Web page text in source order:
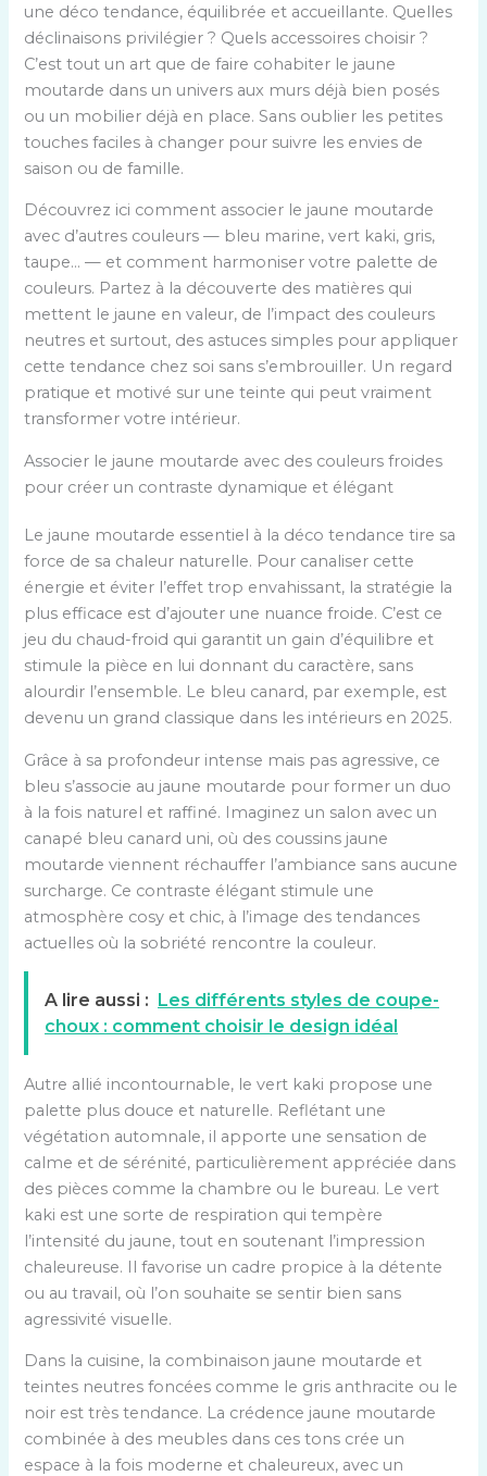
une déco tendance, équilibrée et accueillante. Quelles
déclinaisons privilégier ? Quels accessoires choisir ?
C’est tout un art que de faire cohabiter le jaune
moutarde dans un univers aux murs déjà bien posés
ou un mobilier déjà en place. Sans oublier les petites
touches faciles à changer pour suivre les envies de
saison ou de famille.
Découvrez ici comment associer le jaune moutarde
avec d’autres couleurs — bleu marine, vert kaki, gris,
taupe… — et comment harmoniser votre palette de
couleurs. Partez à la découverte des matières qui
mettent le jaune en valeur, de l’impact des couleurs
neutres et surtout, des astuces simples pour appliquer
cette tendance chez soi sans s’embrouiller. Un regard
pratique et motivé sur une teinte qui peut vraiment
transformer votre intérieur.
Associer le jaune moutarde avec des couleurs froides
pour créer un contraste dynamique et élégant
Le jaune moutarde essentiel à la déco tendance tire sa
force de sa chaleur naturelle. Pour canaliser cette
énergie et éviter l’effet trop envahissant, la stratégie la
plus efficace est d’ajouter une nuance froide. C’est ce
jeu du chaud-froid qui garantit un gain d’équilibre et
stimule la pièce en lui donnant du caractère, sans
alourdir l’ensemble. Le bleu canard, par exemple, est
devenu un grand classique dans les intérieurs en 2025.
Grâce à sa profondeur intense mais pas agressive, ce
bleu s’associe au jaune moutarde pour former un duo
à la fois naturel et raffiné. Imaginez un salon avec un
canapé bleu canard uni, où des coussins jaune
moutarde viennent réchauffer l’ambiance sans aucune
surcharge. Ce contraste élégant stimule une
atmosphère cosy et chic, à l’image des tendances
actuelles où la sobriété rencontre la couleur.
A lire aussi : Les différents styles de coupe-
choux : comment choisir le design idéal
Autre allié incontournable, le vert kaki propose une
palette plus douce et naturelle. Reflétant une
végétation automnale, il apporte une sensation de
calme et de sérénité, particulièrement appréciée dans
des pièces comme la chambre ou le bureau. Le vert
kaki est une sorte de respiration qui tempère
l’intensité du jaune, tout en soutenant l’impression
chaleureuse. Il favorise un cadre propice à la détente
ou au travail, où l’on souhaite se sentir bien sans
agressivité visuelle.
Dans la cuisine, la combinaison jaune moutarde et
teintes neutres foncées comme le gris anthracite ou le
noir est très tendance. La crédence jaune moutarde
combinée à des meubles dans ces tons crée un
espace à la fois moderne et chaleureux, avec un